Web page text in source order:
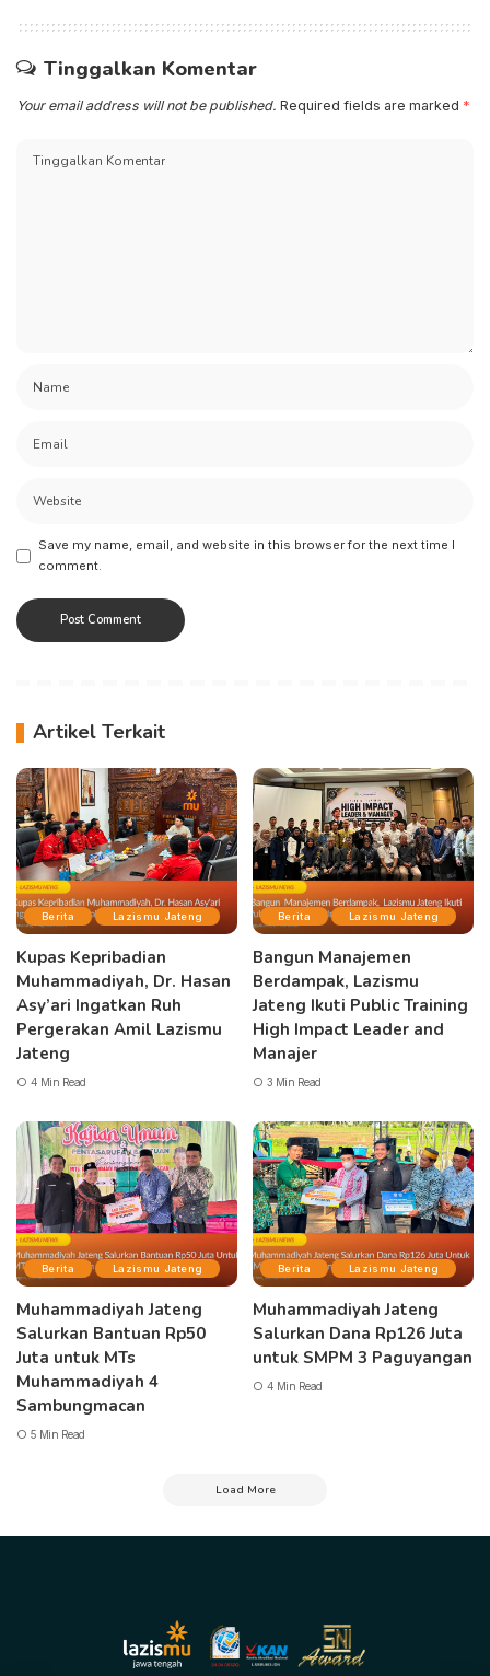
Tinggalkan Komentar
Your email address will not be published. Required fields are marked *
Save my name, email, and website in this browser for the next time I
comment.
Artikel Terkait
Berita Lazismu Jateng
Kupas Kepribadian
Muhammadiyah, Dr. Hasan
Asy’ari Ingatkan Ruh
Pergerakan Amil Lazismu
Jateng
4 Min Read
Berita Lazismu Jateng
Bangun Manajemen
Berdampak, Lazismu
Jateng Ikuti Public Training
High Impact Leader and
Manajer
3 Min Read
Berita Lazismu Jateng
Muhammadiyah Jateng
Salurkan Bantuan Rp50
Juta untuk MTs
Muhammadiyah 4
Sambungmacan
5 Min Read
Berita Lazismu Jateng
Muhammadiyah Jateng
Salurkan Dana Rp126 Juta
untuk SMPM 3 Paguyangan
4 Min Read
Load More